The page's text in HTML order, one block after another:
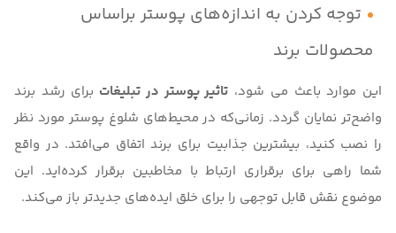
توجه کردن به اندازه‌های پوستر براساس
محصولات برند
این موارد باعث می شود، تاثیر پوستر در تبلیغات برای رشد برند
واضح‌تر نمایان گردد. زمانی‌که در محیط‌های شلوغ پوستر مورد نظر
را نصب کنید، بیشترین جذابیت برای برند اتفاق می‌افتد. در واقع
شما راهی برای برقراری ارتباط با مخاطبین برقرار کرده‌اید. این
موضوع نقش قابل توجهی را برای خلق ایده‌های جدیدتر باز می‌کند.